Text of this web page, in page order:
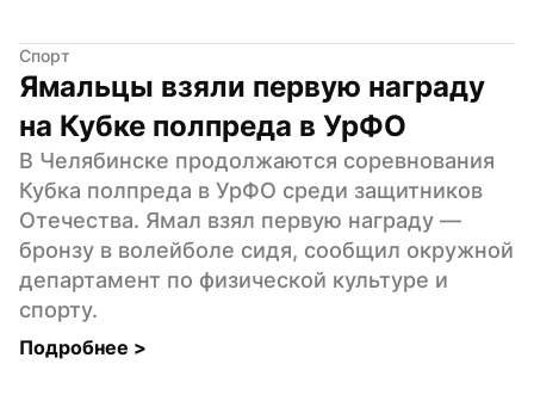
Спорт
Ямальцы взяли первую награду
на Кубке полпреда в УрФО
В Челябинске продолжаются соревнования
Кубка полпреда в УрФО среди защитников
Отечества. Ямал взял первую награду —
бронзу в волейболе сидя, сообщил окружной
департамент по физической культуре и
спорту.
Подробнее >